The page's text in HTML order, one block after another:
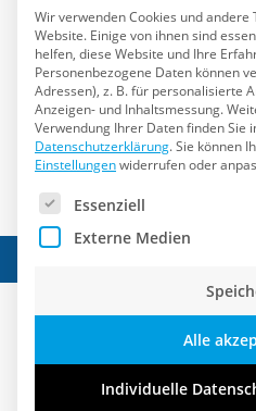
Schluss mit der
Corona-Politik!
Wir verwenden Cookies und
Website. Einige von ihnen sind
helfen, diese Website und Ihre
Personenbezogene Daten können
Adressen), z. B. für personalisierte
Anzeigen- und Inhaltsmessung.
Verwendung Ihrer Daten finden Sie
Datenschutzerklärung.Sie können
Einstellungenwiderrufen oder
Es folgt eine Liste der
Essenziell
Externe Medien
Alle
Individuelle